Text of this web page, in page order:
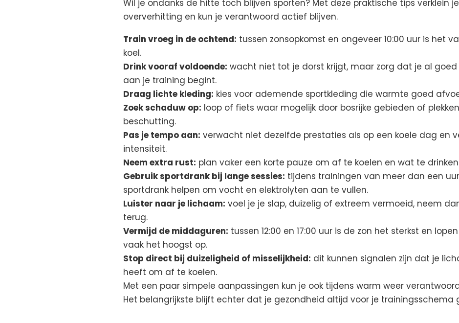
Wil je ondanks de hitte toch blijven sporten? Met deze praktische tips verklein
oververhitting en kun je verantwoord actief blijven.
Train vroeg in de ochtend: tussen zonsopkomst en ongeveer 10:00 uur is het
koel.
Drink vooraf voldoende: wacht niet tot je dorst krijgt, maar zorg dat je al
aan je training begint.
Draag lichte kleding: kies voor ademende sportkleding die warmte goed
Zoek schaduw op: loop of fiets waar mogelijk door bosrijke gebieden of
beschutting.
Pas je tempo aan: verwacht niet dezelfde prestaties als op een koele dag en
intensiteit.
Neem extra rust: plan vaker een korte pauze om af te koelen en wat te
Gebruik sportdrank bij lange sessies: tijdens trainingen van meer dan een
sportdrank helpen om vocht en elektrolyten aan te vullen.
Luister naar je lichaam: voel je je slap, duizelig of extreem vermoeid, neem
terug.
Vermijd de middaguren: tussen 12:00 en 17:00 uur is de zon het sterkst en
vaak het hoogst op.
Stop direct bij duizeligheid of misselijkheid: dit kunnen signalen zijn dat je
heeft om af te koelen.
Met een paar simpele aanpassingen kun je ook tijdens warm weer
Het belangrijkste blijft echter dat je gezondheid altijd voor je trainingsschema